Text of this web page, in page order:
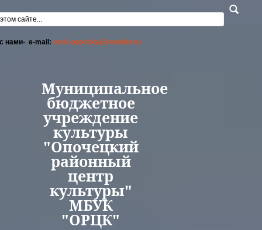
поиска
нами- e-mail: orck-opochka@rambler.ru
Муниципальное
бюджетное
учреждение
культуры
"Опочецкий
районный
центр
культуры"
МБУК
"ОРЦК"